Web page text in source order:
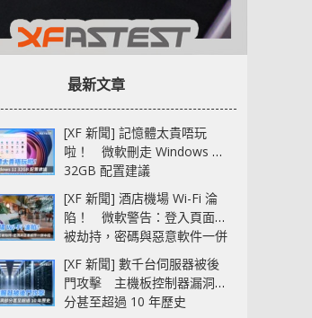
最新文章
[XF 新聞] 記憶體太貴唔玩
啦！ 微軟刪走 Windows 11
32GB 配置建議
[XF 新聞] 酒店機場 Wi-Fi 淪
陷！ 微軟警告：登入頁面可
被劫持，密碼與惡意軟件一併
中招
[XF 新聞] 數千台伺服器被後
門攻擊 主機板控制器漏洞部
分甚至超過 10 年歷史